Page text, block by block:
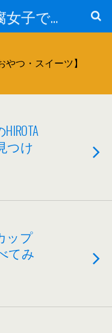
お絵かき大好き 腐女子でゲーマーのおかしな生活
つ・スイーツ】
つけ
ップ
てみ